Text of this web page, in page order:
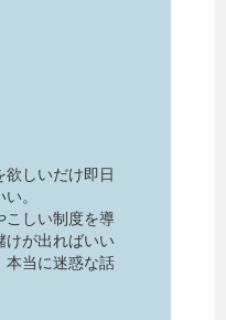
欲しいだけ即日
。
こしい制度を導
けが出ればいい
本当に迷惑な話